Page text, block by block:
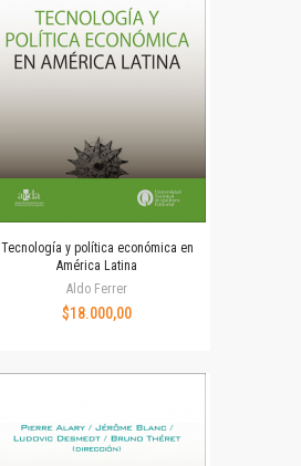
Tecnología y política económica en
América Latina
Aldo Ferrer
$18.000,00